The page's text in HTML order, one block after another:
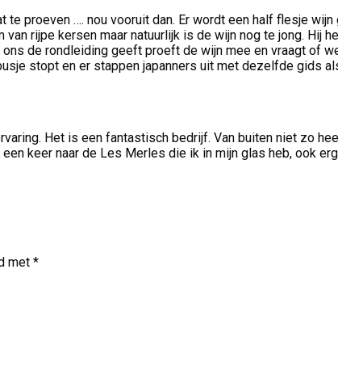
proeven …. nou vooruit dan. Er wordt een half flesje
rijpe kersen maar natuurlijk is de wijn nog te jong. Hij
de rondleiding geeft proeft de wijn mee en vraagt of
stopt en er stappen japanners uit met dezelfde gids
Het is een fantastisch bedrijf. Van buiten niet zo
keer naar de Les Merles die ik in mijn glas heb, ook
met *